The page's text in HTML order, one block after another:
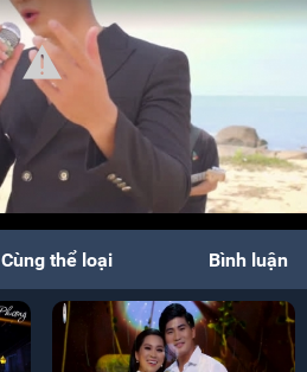
Cùng thể loại Bình luận